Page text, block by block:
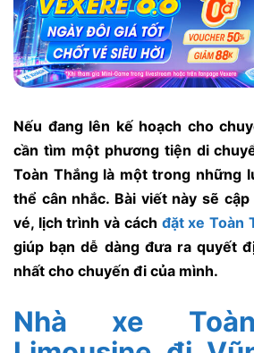
Nếu đang lên kế hoạch cho
cần tìm một phương tiện di
Toàn Thắng là một trong những
thể cân nhắc. Bài viết này sẽ
vé, lịch trình và cách đặt xe Toàn
giúp bạn dễ dàng đưa ra quyết
nhất cho chuyến đi của mình.
Nhà xe